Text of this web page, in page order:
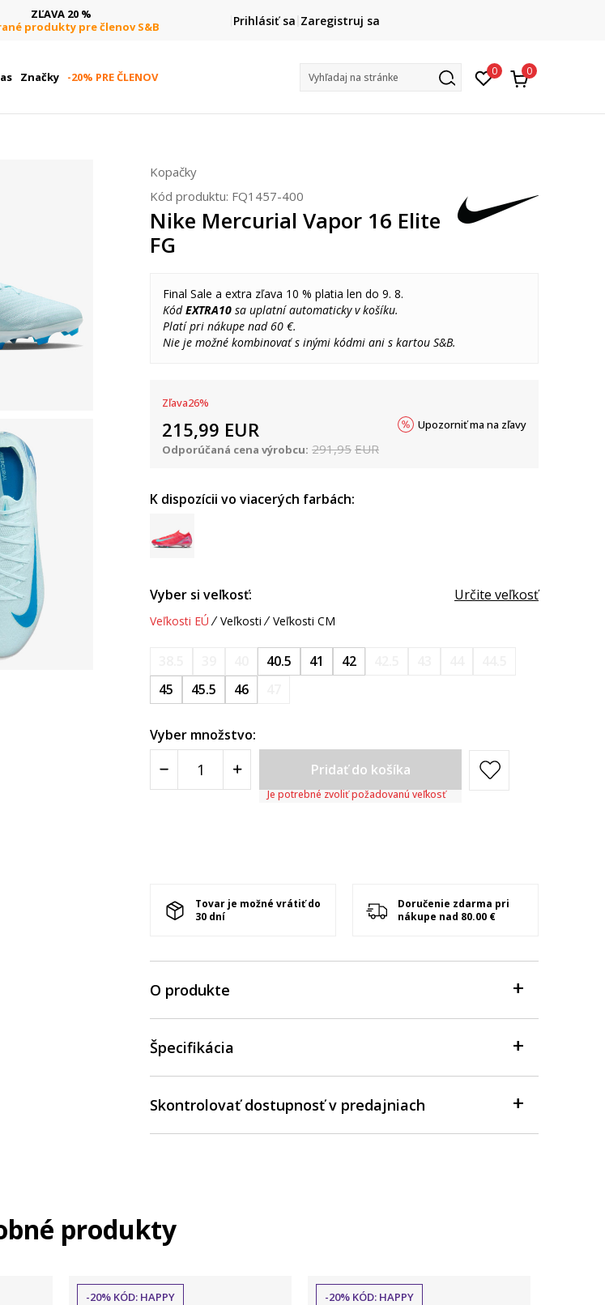
ZĽAVA 20 %
produkty pre členov S&B
DOPRAVA ZADARMO
pri objednaní nad 80 € (neplatí pre Click&Collect)
Prihlásiť sa Zaregistruj sa
Značky -20% PRE ČLENOV Vyhľadaj na stránke 0 0
Kopačky
Kód produktu: FQ1457-400
Nike Mercurial Vapor 16 Elite
FG
Final Sale a extra zľava 10 % platia len do 9. 8.
KódEXTRA10 sa uplatní automaticky v košíku.
Platí pri nákupe nad 60 €.
Nie je možné kombinovať s inými kódmi ani s kartou S&B.
Zľava26%
215,99 EUR
Odporúčaná cena výrobcu: 291,95 EUR
Upozorniť ma na zľavy
K dispozícii vo viacerých farbách:
Vyber si veľkosť: Určite veľkosť
Veľkosti EÚ Veľkosti Veľkosti CM
40.5 41 42
45
45.5 46
Vyber množstvo:
Pridať do košíka
Je potrebné zvoliť požadovanú veľkosť
Tovar je možné vrátiť do
30 dní
Doručenie zdarma pri
nákupe nad 80.00 €
O produkte
Špecifikácia
Skontrolovať dostupnosť v predajniach
produkty
-20% KÓD: HAPPY -20% KÓD: HAPPY